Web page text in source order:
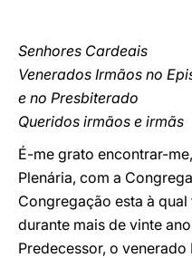
Senhores Cardeais
Venerados Irmãos no
e no Presbiterado
Queridos irmãos e irmãs
É-me grato encontrar-
Plenária, com a
Congregação esta à
durante mais de vinte
Predecessor, o venerado